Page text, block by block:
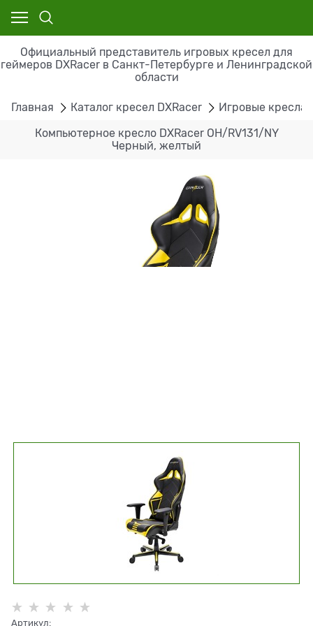
Официальный представитель игровых кресел для
геймеров DXRacer в Санкт-Петербурге и Ленинградской
области
Главная Каталог кресел DXRacer Игровые кресла
Компьютерное кресло DXRacer OH/RV131/NY
Черный, желтый
Артикул: